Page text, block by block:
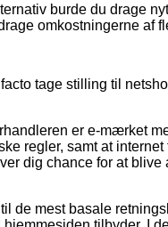
burde du drage
omkostningerne af
tage stilling til
er e-mærket
regler, samt at internet
dig chance for at blive
de mest basale